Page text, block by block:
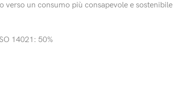
verso un consumo più consapevole e sostenibile
14021: 50%